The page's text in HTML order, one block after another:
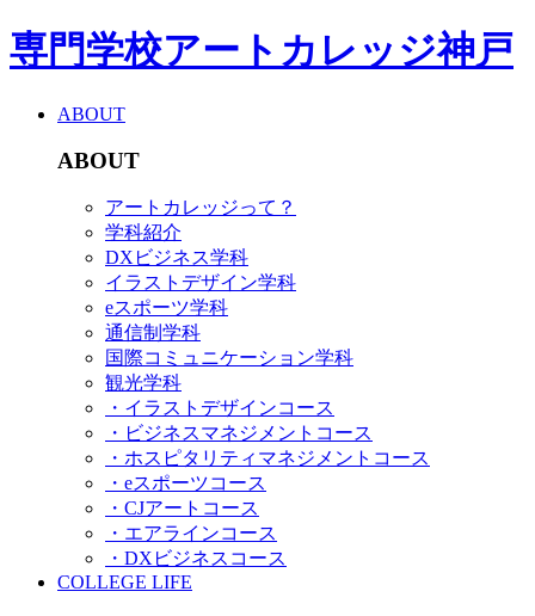
専門学校アートカレッジ神戸
ABOUT
ABOUT
アートカレッジって？
学科紹介
DXビジネス学科
イラストデザイン学科
eスポーツ学科
通信制学科
国際コミュニケーション学科
観光学科
・イラストデザインコース
・ビジネスマネジメントコース
・ホスピタリティマネジメントコース
・eスポーツコース
・CJアートコース
・エアラインコース
・DXビジネスコース
COLLEGE LIFE